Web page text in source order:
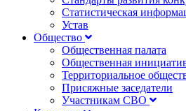
Статистическая
Устав
Общество
Общественная палата
Общественная
Территориальное
Присяжные заседатели
Участникам СВО